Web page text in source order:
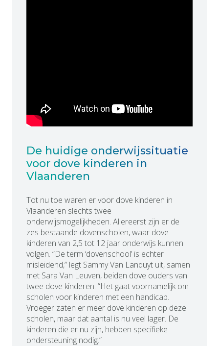
De huidige onderwijssituatie
voor dove kinderen in
Vlaanderen
Tot nu toe waren er voor dove kinderen in
Vlaanderen slechts twee
onderwijsmogelijkheden. Allereerst zijn er de
zes bestaande dovenscholen, waar dove
kinderen van 2,5 tot 12 jaar onderwijs kunnen
volgen. “De term ‘dovenschool’ is echter
misleidend,” legt Sammy Van Landuyt uit, samen
met Sara Van Leuven, beiden dove ouders van
twee dove kinderen. “Het gaat voornamelijk om
scholen voor kinderen met een handicap.
Vroeger zaten er meer dove kinderen op deze
scholen, maar dat aantal is nu veel lager. De
kinderen die er nu zijn, hebben specifieke
ondersteuning nodig.”